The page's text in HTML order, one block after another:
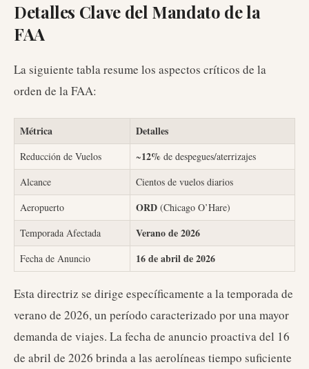
Detalles Clave del Mandato de la
FAA
La siguiente tabla resume los aspectos críticos de la
orden de la FAA:
Métrica Detalles
Reducción de Vuelos ~12% de despegues/aterrizajes
Alcance
Cientos de vuelos diarios
Aeropuerto
ORD (Chicago O’Hare)
Temporada Afectada
Verano de 2026
Fecha de Anuncio 16 de abril de 2026
Esta directriz se dirige específicamente a la temporada de
verano de 2026, un período caracterizado por una mayor
demanda de viajes. La fecha de anuncio proactiva del 16
de abril de 2026 brinda a las aerolíneas tiempo suficiente